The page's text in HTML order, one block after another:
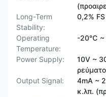
Long-Term
Stability:
0,2%
Operating
Temperature:
-20℃
Power Supply:
10V ~
Output Signal:
4mA ~
κ.λπ.